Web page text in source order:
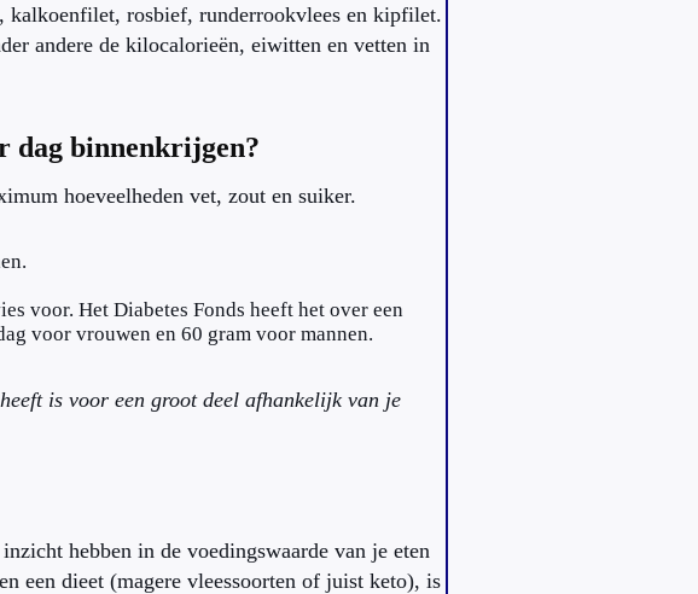
kalkoenfilet, rosbief, runderrookvlees en kipfilet.
andere de kilocalorieën, eiwitten en vetten in
dag binnenkrijgen?
hoeveelheden vet, zout en suiker.
voor. Het Diabetes Fonds heeft het over een
voor vrouwen en 60 gram voor mannen.
is voor een groot deel afhankelijk van je
hebben in de voedingswaarde van je eten
een dieet (magere vleessoorten of juist keto), is